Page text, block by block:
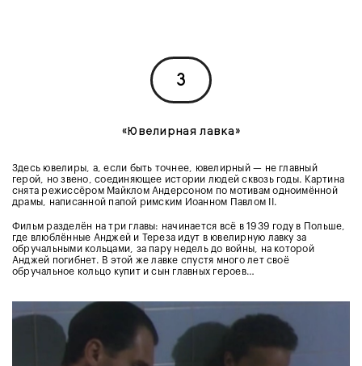
3
«Ювелирная лавка»
Здесь ювелиры, а, если быть точнее, ювелирный — не главный
герой, но звено, соединяющее истории людей сквозь годы. Картина
снята режиссёром Майклом Андерсоном по мотивам одноимённой
драмы, написанной папой римским Иоанном Павлом II.
Фильм разделён на три главы: начинается всё в 1939 году в Польше,
где влюблённые Анджей и Тереза идут в ювелирную лавку за
обручальными кольцами, за пару недель до войны, на которой
Анджей погибнет. В этой же лавке спустя много лет своё
обручальное кольцо купит и сын главных героев…